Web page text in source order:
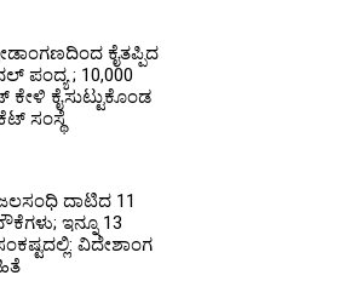
ಕೈತಪ್ಪಿದ
ಪಂದ್ಯ ; 10,000
ಕೈಸುಟ್ಟುಕೊಂಡ
ಸಂಸ್ಥೆ
ದಾಟಿದ 11
ಇನ್ನೂ 13
ವಿದೇಶಾಂಗ